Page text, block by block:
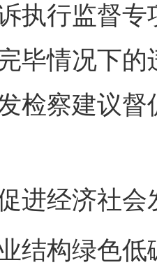
执行监督
毕情况下
检察建议
经济社会
构绿色低